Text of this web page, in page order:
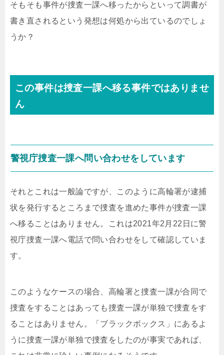
そもそも事件が捜査一課へ移ったからといって調書が
書き直されるという発想は何処から出ているのでしょ
うか？
この事件は捜査一課へ移る事件ではありませ
ん
警視庁捜査一課へ問い合わせをしています
それとこれは一般論ですが、このように高輪署が逮捕
状を発行するところまで捜査を進めた事件が捜査一課
へ移ることはありません。これは2021年2月22日に警
視庁捜査一課へ電話で問い合わせをして確認していま
す。
このようなケースの場合、高輪署と捜査一課が合同で
捜査をすることはあっても捜査一課が単独で捜査をす
ることはありません。「ブラックボックス」にあるよ
うに捜査一課が単独で捜査をしたのが事実であれば、